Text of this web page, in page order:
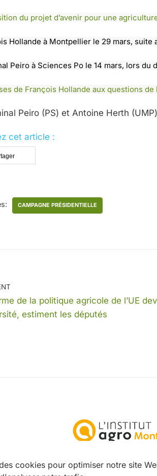
cookies pour optimiser notre site
du projet d’avenir pour une
Hollande à Montpellier le 29 mars, suite
Peiro à Sciences Po le 14 mars, lors du
de François Hollande aux questions
Peiro (PS) et Antoine Herth
cet article :
CAMPAGNE PRÉSIDENTIELLE
de la politique agricole de l’UE
estiment les députés